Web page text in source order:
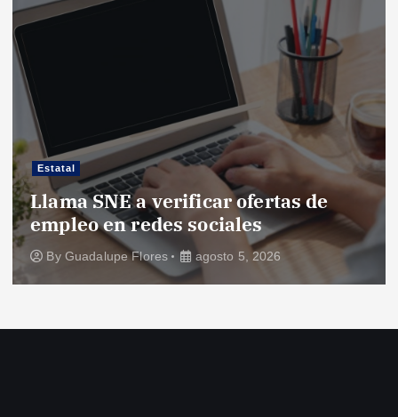
Estatal
Llama SNE a verificar ofertas de
empleo en redes sociales
By Guadalupe Flores agosto 5, 2026